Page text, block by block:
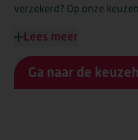
verzekerd? Op onze
kiezen voor het pakket dat
Lees meer
Ga naar de